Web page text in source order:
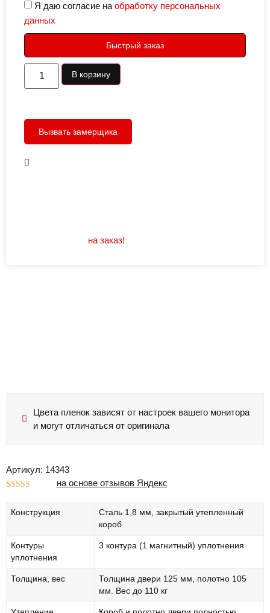
Артикул: 14343
основе
на основе отзывов Яндекс
Конструкция
Сталь 1,8 мм, закрытый утепленный
короб
Контуры
уплотнения
3 контура (1 магнитный) уплотнения
Толщина, вес
Толщина двери 125 мм, полотно 105
мм. Вес до 110 кг
Я даю согласие наобработку персональных
данных
Быстрый заказ
В корзину
Вызвать замерщика
на заказ!
Цвета пленок зависят от настроек вашего монитора
и могут отличаться от оригинала